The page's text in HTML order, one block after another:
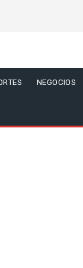
NEGOCIOS